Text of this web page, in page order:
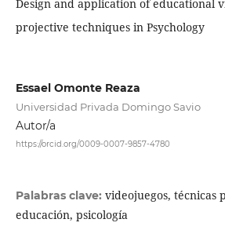
Design and application of educational
projective techniques in Psychology
Essael Omonte Reaza
Universidad Privada Domingo Savio
Autor/a
https://orcid.org/0009-0007-9857-4780
Palabras clave: videojuegos, técnicas
educación, psicología